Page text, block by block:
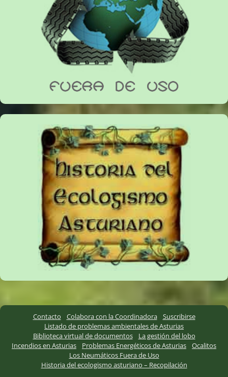
Contacto Colabora con la Coordinadora
Suscribirse
Listado de problemas ambientales de Asturias
Biblioteca virtual de documentos
La gestión del lobo
Incendios en Asturias
Problemas Energéticos de Asturias
Ocalitos
Los Neumáticos Fuera de Uso
Historia del ecologismo asturiano – Recopilación